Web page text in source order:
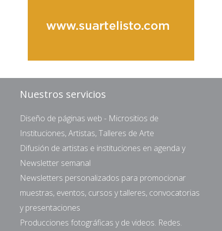
Nuestros servicios
Diseño de páginas web - Micrositios de
Instituciones, Artistas, Talleres de Arte
Difusión de artistas e instituciones en agenda y
Newsletter semanal
Newsletters personalizados para promocionar
muestras, eventos, cursos y talleres, convocatorias
y presentaciones
Producciones fotográficas y de videos. Redes.